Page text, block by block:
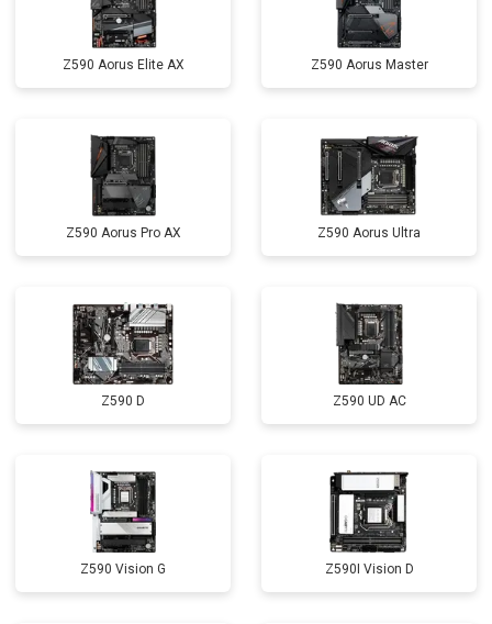
Z590 Aorus Elite AX Z590 Aorus Master
Z590 Aorus Pro AX Z590 Aorus Ultra
Z590 D Z590 UD AC
Z590 Vision G Z590I Vision D